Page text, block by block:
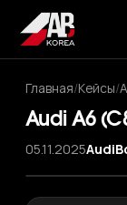
Главная/Кейсы/
Audi A6
05.11.2025Audi
‹